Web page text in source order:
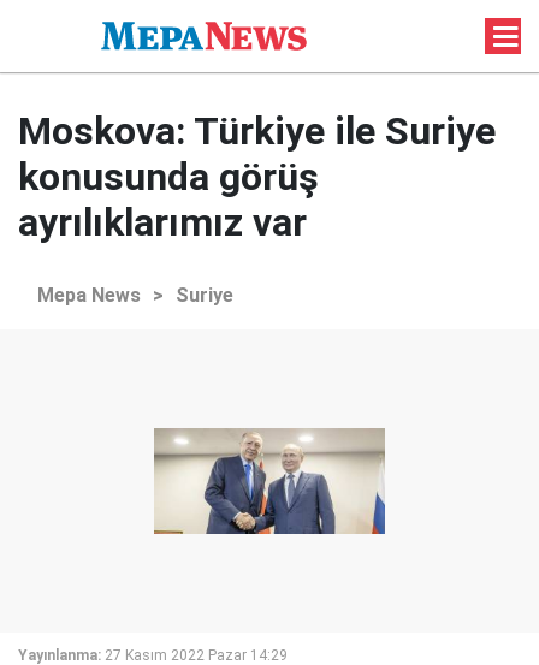
Moskova: Türkiye ile Suriye
konusunda görüş
ayrılıklarımız var
Mepa News > Suriye
Yayınlanma: 27 Kasım 2022 Pazar 14:29